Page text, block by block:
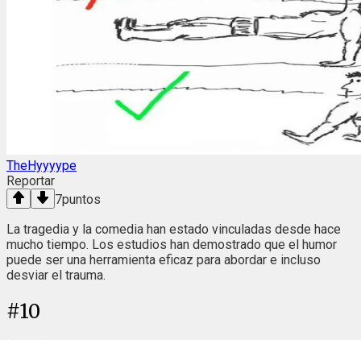
TheHyyyype
Reportar
7puntos
La tragedia y la comedia han estado vinculadas desde hace
mucho tiempo. Los estudios han demostrado que el humor
puede ser una herramienta eficaz para abordar e incluso
desviar el trauma.
#10